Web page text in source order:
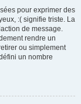
pour exprimer des
:( signifie triste. La
de message.
rendre un
ou simplement
un nombre